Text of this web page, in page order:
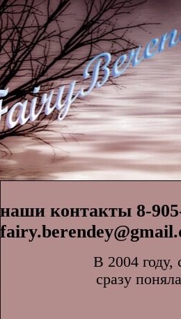
наши контакты 8-
В 2004 году,
сразу